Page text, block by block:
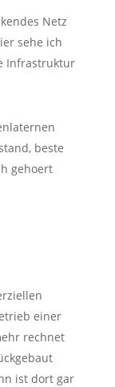
Netz
sehe ich
Infrastruktur
beste
gehoert
einer
rechnet
ist dort gar